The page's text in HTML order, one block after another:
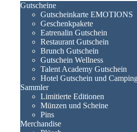
Gutscheine
Gutscheinkarte EMOTIONS
Geschenkpakete
Eatrenalin Gutschein
Restaurant Gutschein
Brunch Gutschein
Gutschein Wellness
Talent Academy Gutschein
Hotel Gutschein und
Sammler
Limitierte Editionen
Münzen und Scheine
Pins
Merchandise